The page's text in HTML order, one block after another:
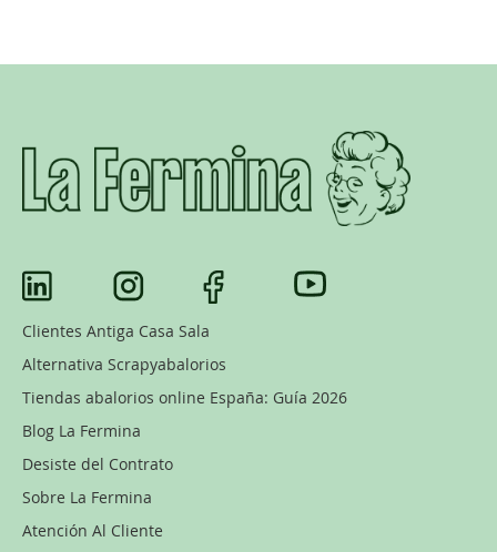
Clientes Antiga Casa Sala
Alternativa Scrapyabalorios
Tiendas abalorios online España: Guía 2026
Blog La Fermina
Desiste del Contrato
Sobre La Fermina
Atención Al Cliente